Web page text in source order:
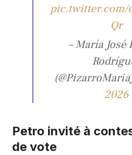
pic.twitter.com/
Qr
– María José
2026
Petro invité à
de vote